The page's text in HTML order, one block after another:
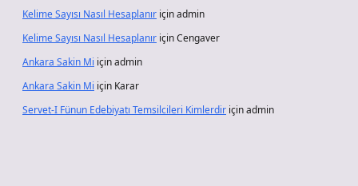
Kelime Sayısı Nasıl Hesaplanır içinadmin
Kelime Sayısı Nasıl Hesaplanır içinCengaver
Ankara Sakin Mi içinadmin
Ankara Sakin Mi için Karar
Servet-I Fünun Edebiyatı Temsilcileri Kimlerdir içinadmin